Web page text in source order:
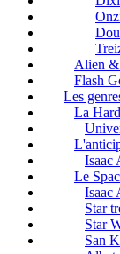
Alien &
Flash
Les
La
Isaac
Le
Isaac
Star
Star
San